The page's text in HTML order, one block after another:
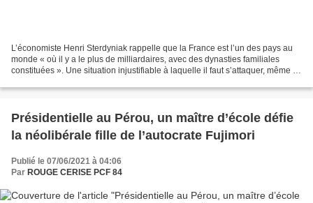
L’économiste Henri Sterdyniak rappelle que la France est l’un des pays au
monde « où il y a le plus de milliardaires, avec des dynasties familiales
constituées ». Une situation injustifiable à laquelle il faut s’attaquer, même si
Présidentielle au Pérou, un maître d’école défie
la néolibérale fille de l’autocrate Fujimori
Publié le 07/06/2021 à 04:06
Par ROUGE CERISE PCF 84